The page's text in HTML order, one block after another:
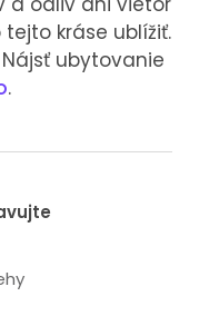
kráse ublížiť.
ubytovanie
.